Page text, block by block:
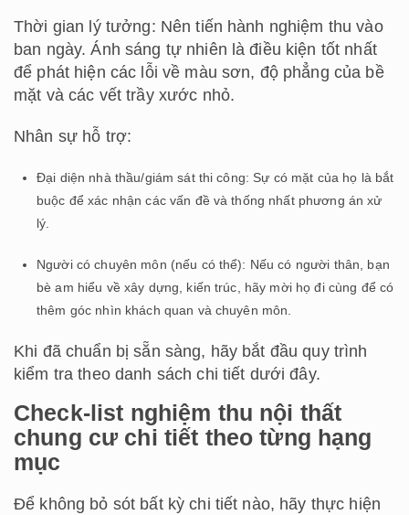
Thời gian lý tưởng: Nên tiến hành nghiệm thu vào
ban ngày. Ánh sáng tự nhiên là điều kiện tốt nhất
để phát hiện các lỗi về màu sơn, độ phẳng của bề
mặt và các vết trầy xước nhỏ.
Nhân sự hỗ trợ:
Đại diện nhà thầu/giám sát thi công: Sự có mặt của họ là bắt
buộc để xác nhận các vấn đề và thống nhất phương án xử
lý.
Người có chuyên môn (nếu có thể): Nếu có người thân, bạn
bè am hiểu về xây dựng, kiến trúc, hãy mời họ đi cùng để có
thêm góc nhìn khách quan và chuyên môn.
Khi đã chuẩn bị sẵn sàng, hãy bắt đầu quy trình
kiểm tra theo danh sách chi tiết dưới đây.
Check-list nghiệm thu nội thất
chung cư chi tiết theo từng hạng
mục
Để không bỏ sót bất kỳ chi tiết nào, hãy thực hiện